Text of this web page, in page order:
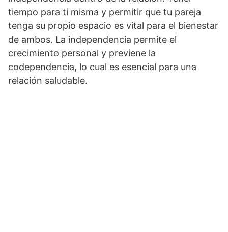
tiempo para ti misma y permitir que tu pareja
tenga su propio espacio es vital para el bienestar
de ambos. La independencia permite el
crecimiento personal y previene la
codependencia, lo cual es esencial para una
relación saludable.